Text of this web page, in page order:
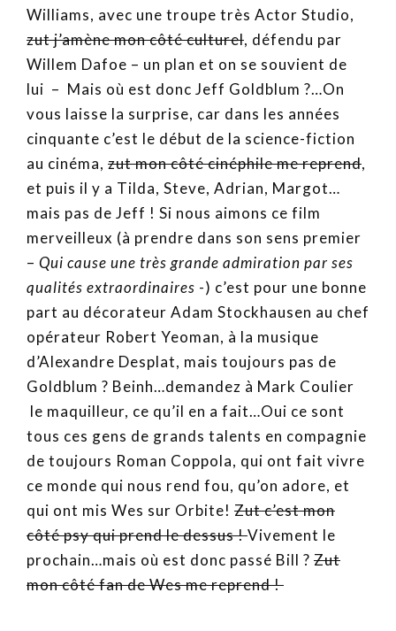
Williams, avec une troupe très Actor Studio,
zut j’amène mon côté culturel, défendu par
Willem Dafoe – un plan et on se souvient de
lui – Mais où est donc Jeff Goldblum ?…On
vous laisse la surprise, car dans les années
cinquante c’est le début de la science-fiction
au cinéma, zut mon côté cinéphile me reprend,
et puis il y a Tilda, Steve, Adrian, Margot…
mais pas de Jeff ! Si nous aimons ce film
merveilleux (à prendre dans son sens premier
– Qui cause une très grande admiration par ses
qualités extraordinaires -) c’est pour une bonne
part au décorateur Adam Stockhausen au chef
opérateur Robert Yeoman, à la musique
d’Alexandre Desplat, mais toujours pas de
Goldblum ? Beinh…demandez à Mark Coulier
le maquilleur, ce qu’il en a fait…Oui ce sont
tous ces gens de grands talents en compagnie
de toujours Roman Coppola, qui ont fait vivre
ce monde qui nous rend fou, qu’on adore, et
qui ont mis Wes sur Orbite! Zut c’est mon
côté psy qui prend le dessus !Vivement le
prochain…mais où est donc passé Bill ? Zut
mon côté fan de Wes me reprend !